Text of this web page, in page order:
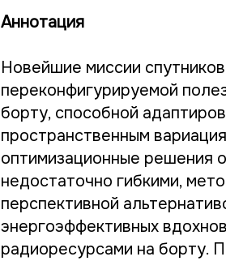
Аннотация
Новейшие миссии
переконфигурируемой
борту, способной
пространственным
оптимизационные решения
недостаточно гибкими,
перспективной
энергоэффективных
радиоресурсами на борту.